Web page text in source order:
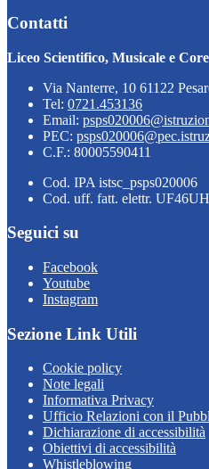
Contatti
Liceo Scientifico, Musicale e
Via Nanterre, 10 61122
Tel: 0721.453136
Email:
PEC:
C.F.: 80005590411
Cod. IPA istsc_psps020006
Cod. uff. fatt. elettr. UF46UH
Seguici su
Facebook
Youtube
Instagram
Sezione Link Utili
Cookie policy
Note legali
Informativa Privacy
Ufficio Relazioni con il
Dichiarazione di accessibilità
Obiettivi di accessibilità
Whistleblowing